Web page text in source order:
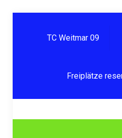
TC Weitmar 09
Freiplätze